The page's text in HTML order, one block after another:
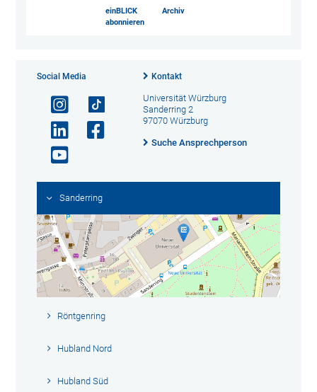
einBLICK
abonnieren
Archiv
Social Media Kontakt
Universität Würzburg
Sanderring 2
97070 Würzburg
Suche Ansprechperson
Sanderring
Röntgenring
Hubland Nord
Hubland Süd